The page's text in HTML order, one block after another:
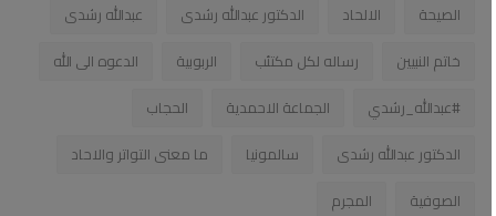
الصيحة
الالحاد الدكتور عبدالله رشدى
عبدالله رشدى
خاتم النبيين
رساله لكل مكتئب الربوبية
الدعوه الى الله
#عبدالله_رشدي
الجماعة الاحمدية
الحجاب
الدكتور عبدالله رشدى
سالمونيا
ما معنى التواتر والاحاد
الصوفية
المجرم